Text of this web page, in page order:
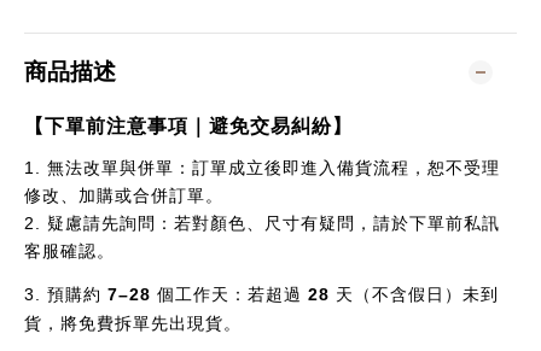
商品描述
【下單前注意事項｜避免交易糾紛】
1.
無法改單與併單：訂單成立後即進入備貨流程，恕不受理
修改、加購或合併訂單。
2.
疑慮請先詢問：若對顏色、尺寸有疑問，請於下單前私訊
客服確認。
3. 預購約 7–28 個工作天：若超過 28 天（不含假日）未到
貨，將免費拆單先出現貨。